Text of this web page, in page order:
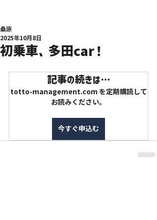
初乗車、多田car！
桑原
2025年10月8日
記事の続きは…
totto-management.com を定期購読して
お読みください。
今すぐ申込む